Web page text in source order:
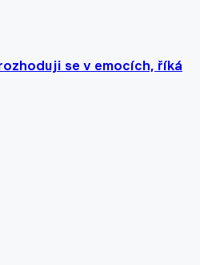
se v emocích, říká